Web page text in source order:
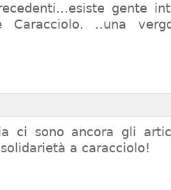
gente
Caracciolo. ..una
ci sono ancora gli
a caracciolo!